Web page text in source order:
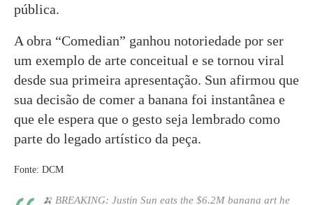
pública.
A obra “Comedian” ganhou notoriedade por ser
um exemplo de arte conceitual e se tornou viral
desde sua primeira apresentação. Sun afirmou que
sua decisão de comer a banana foi instantânea e
que ele espera que o gesto seja lembrado como
parte do legado artístico da peça.
Fonte: DCM
🍌 BREAKING: Justin Sun eats the $6.2M banana art he